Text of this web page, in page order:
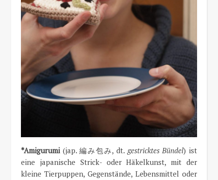
*Amigurumi(jap. 編み包み, dt.gestricktes Bündel) ist
eine japanische Strick- oder Häkelkunst, mit der
kleine Tierpuppen, Gegenstände, Lebensmittel oder